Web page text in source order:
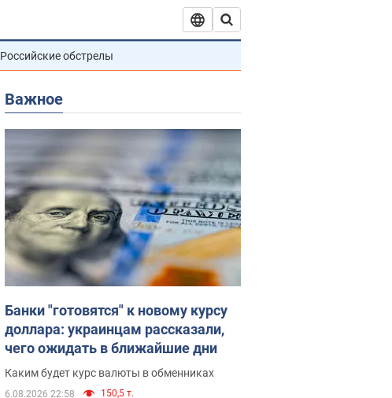
Российские обстрелы
Важное
Банки "готовятся" к новому курсу
доллара: украинцам рассказали,
чего ожидать в ближайшие дни
Каким будет курс валюты в обменниках
6.08.2026 22:58 150,5 т.